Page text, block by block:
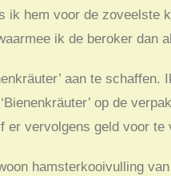
hem voor de zoveelste
ik de beroker dan
aan te
op de
vervolgens geld voor te
hamsterkooivulling